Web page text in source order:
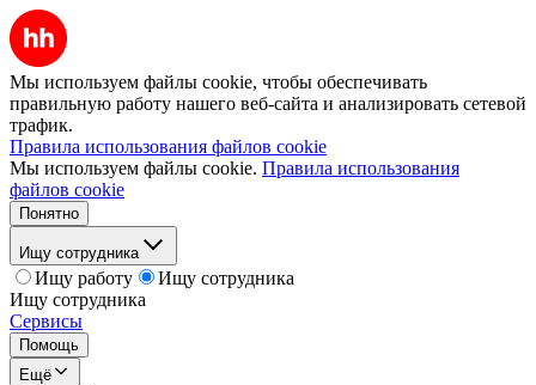
Мы используем файлы cookie, чтобы обеспечивать
правильную работу нашего веб-сайта и анализировать сетевой
трафик.
Правила использования файлов cookie
Мы используем файлы cookie. Правила использования
файлов cookie
Понятно
Ищу сотрудника
Ищу работу
Ищу сотрудника
Ищу сотрудника
Сервисы
Помощь
Ещё